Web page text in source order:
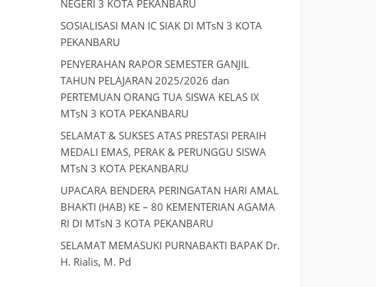
NEGERI 3 KOTA PEKANBARU
SOSIALISASI MAN IC SIAK DI MTsN 3 KOTA
PEKANBARU
PENYERAHAN RAPOR SEMESTER GANJIL
TAHUN PELAJARAN 2025/2026 dan
PERTEMUAN ORANG TUA SISWA KELAS IX
MTsN 3 KOTA PEKANBARU
SELAMAT & SUKSES ATAS PRESTASI PERAIH
MEDALI EMAS, PERAK & PERUNGGU SISWA
MTsN 3 KOTA PEKANBARU
UPACARA BENDERA PERINGATAN HARI AMAL
BHAKTI (HAB) KE – 80 KEMENTERIAN AGAMA
RI DI MTsN 3 KOTA PEKANBARU
SELAMAT MEMASUKI PURNABAKTI BAPAK Dr.
H. Rialis, M. Pd